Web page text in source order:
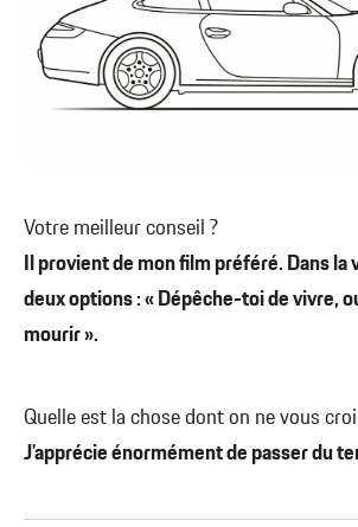
Votre meilleur conseil ?
Il provient de mon film préféré. Dans la
deux options : « Dépêche-toi de vivre,
mourir ».
Quelle est la chose dont on ne vous
J’apprécie énormément de passer du